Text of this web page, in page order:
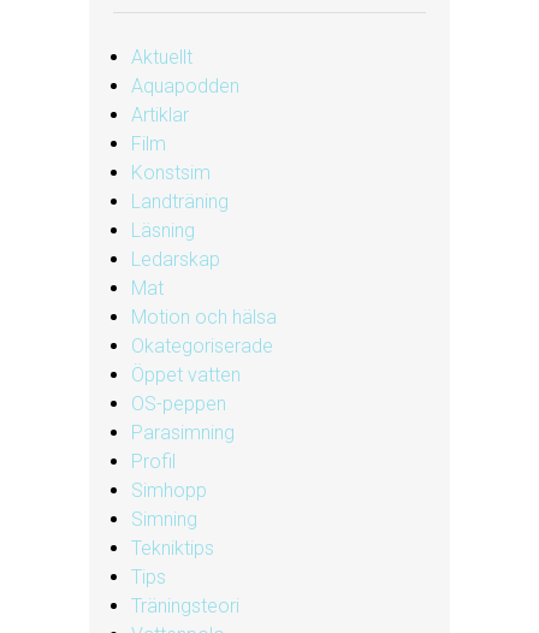
Aktuellt
Aquapodden
Artiklar
Film
Konstsim
Landträning
Läsning
Ledarskap
Mat
Motion och hälsa
Okategoriserade
Öppet vatten
OS-peppen
Parasimning
Profil
Simhopp
Simning
Tekniktips
Tips
Träningsteori